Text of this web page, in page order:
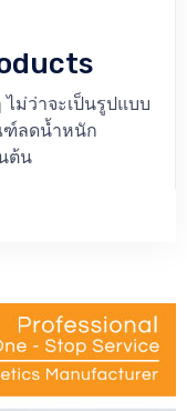
ม่ว่าจะเป็นรูปแบบ
ฑ์ลดน้ำหนัก
ต้น